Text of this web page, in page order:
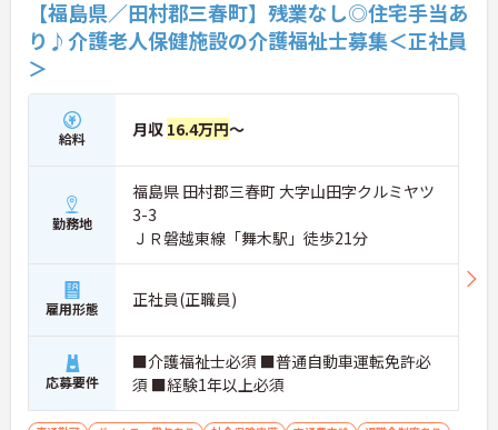
【福島県／田村郡三春町】残業なし◎住宅手当あ
り♪介護老人保健施設の介護福祉士募集＜正社員
＞
給料 月収 16.4万円～
勤務地
福島県 田村郡三春町 大字山田字クルミヤツ
3-3
ＪＲ磐越東線「舞木駅」徒歩21分
雇用形態 正社員(正職員)
応募要件
■介護福祉士必須 ■普通自動車運転免許必
須 ■経験1年以上必須